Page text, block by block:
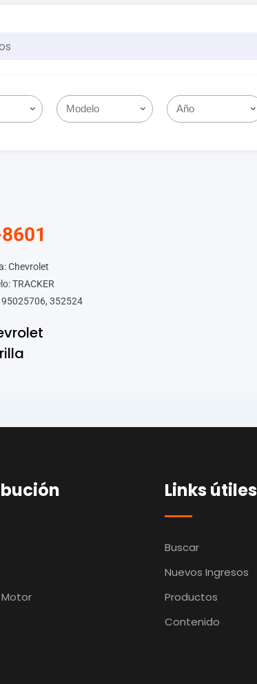
Chevrolet
TRACKER
95025706, 352524
Links útiles
Buscar
Nuevos Ingresos
Productos
Contenido